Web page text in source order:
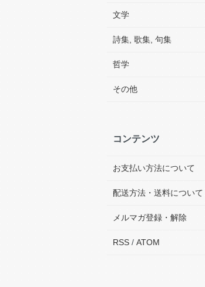
文学
詩集, 歌集, 句集
哲学
その他
コンテンツ
お支払い方法について
配送方法・送料について
メルマガ登録・解除
RSS / ATOM